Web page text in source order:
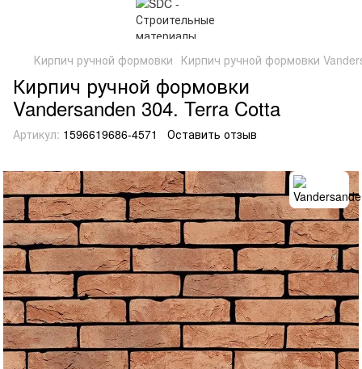
Кирпич ручной формовки Кирпич ручной формовки
Кирпич ручной формовки
Vandersanden 304. Terra Cotta
Артикул: 1596619686-4571 Оставить отзыв